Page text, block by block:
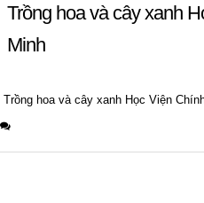
Trồng hoa và cây xanh
Minh
Trồng hoa và cây xanh Học Viện